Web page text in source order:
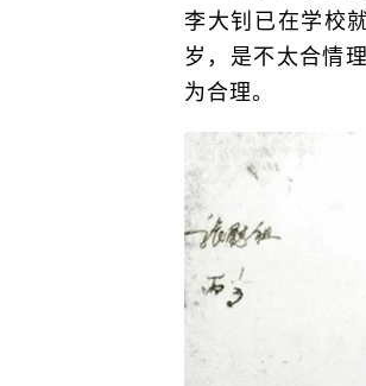
李大钊已在学校
岁，是不太合情
为合理。